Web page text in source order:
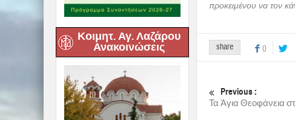
Κοιμητ. Αγ. Λαζάρου
Ανακοινώσεις
προκειμένου να τον
share 0
Previous :
Τα Άγια Θεοφάνεια